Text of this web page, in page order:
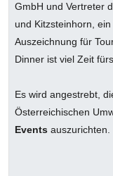
GmbH und Vertreter
und Kitzsteinhorn,
Auszeichnung für
Dinner ist viel Zeit
Es wird angestrebt,
Österreichischen
Events